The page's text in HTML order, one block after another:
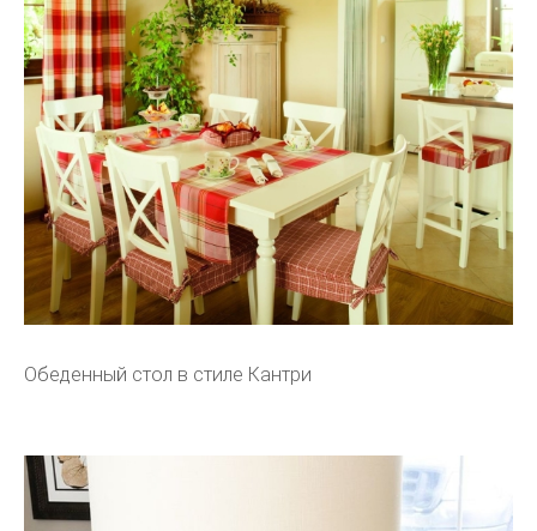
Обеденный стол в стиле Кантри